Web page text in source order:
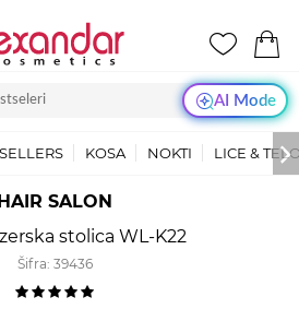
AI Mode
KOSA NOKTI LICE &
SALON
stolica WL-K22
Šifra: 39436